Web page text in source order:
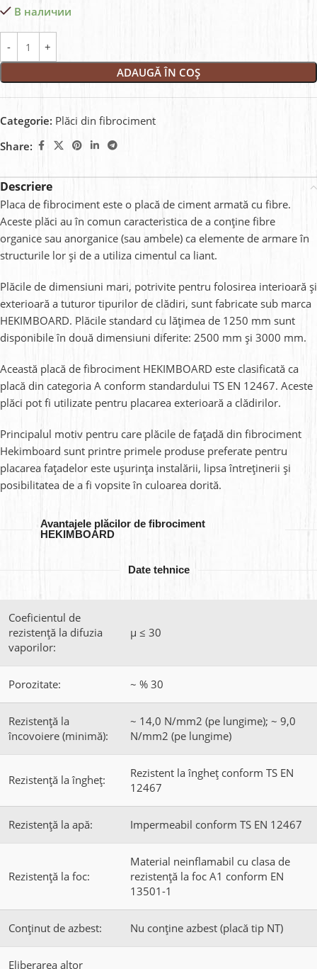
В наличии
ADAUGĂ ÎN COȘ
Categorie: Plăci din fibrociment
Share:
Descriere
Placa de fibrociment este o placă de ciment armată cu fibre.
Aceste plăci au în comun caracteristica de a conține fibre
organice sau anorganice (sau ambele) ca elemente de armare în
structurile lor și de a utiliza cimentul ca liant.
Plăcile de dimensiuni mari, potrivite pentru folosirea interioară și
exterioară a tuturor tipurilor de clădiri, sunt fabricate sub marca
HEKIMBOARD. Plăcile standard cu lățimea de 1250 mm sunt
disponibile în două dimensiuni diferite: 2500 mm și 3000 mm.
Această placă de fibrociment HEKIMBOARD este clasificată ca
placă din categoria A conform standardului TS EN 12467. Aceste
plăci pot fi utilizate pentru placarea exterioară a clădirilor.
Principalul motiv pentru care plăcile de fațadă din fibrociment
Hekimboard sunt printre primele produse preferate pentru
placarea fațadelor este ușurința instalării, lipsa întreținerii și
posibilitatea de a fi vopsite în culoarea dorită.
Avantajele plăcilor de fibrociment
HEKIMBOARD
Date tehnice
Coeficientul de
rezistență la difuzia
vaporilor:
μ ≤ 30
Porozitate: ~ % 30
Rezistență la
încovoiere (minimă):
~ 14,0 N/mm2 (pe lungime); ~ 9,0
N/mm2 (pe lungime)
Rezistență la îngheț:
Rezistent la îngheț conform TS EN
12467
Rezistență la apă: Impermeabil conform TS EN 12467
Rezistență la foc:
Material neinflamabil cu clasa de
rezistență la foc A1 conform EN
13501-1
Conținut de azbest: Nu conține azbest (placă tip NT)
Eliberarea altor